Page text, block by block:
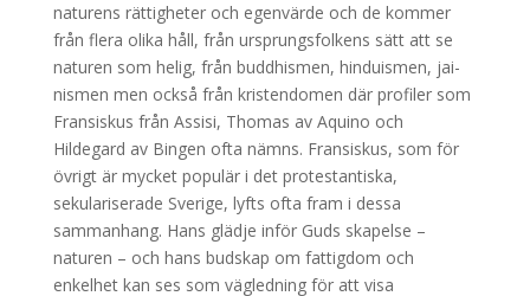
naturens rättigheter och egenvärde och de kommer
från flera olika håll, från ursprungsfolkens sätt att se
naturen som helig, från buddhismen, hinduismen, jai-
nismen men också från kristendomen där profiler som
Fransiskus från Assisi, Thomas av Aquino och
Hildegard av Bingen ofta nämns. Fransiskus, som för
övrigt är mycket populär i det protestantiska,
sekulariserade Sverige, lyfts ofta fram i dessa
sammanhang. Hans glädje inför Guds skapelse –
naturen – och hans budskap om fattigdom och
enkelhet kan ses som vägledning för att visa